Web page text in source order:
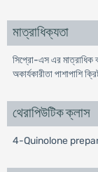
মাত্রাধিক্যতা
সিপ্রো-এস এর মাত্রাধিক
অকার্যকারীতা পাশাপাশি
থেরাপিউটিক ক্লাস
4-Quinolone